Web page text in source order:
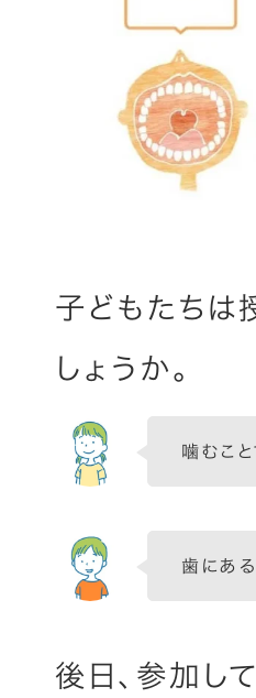
子どもたちは
しょうか。
噛むこ
歯にあ
後日、参加し